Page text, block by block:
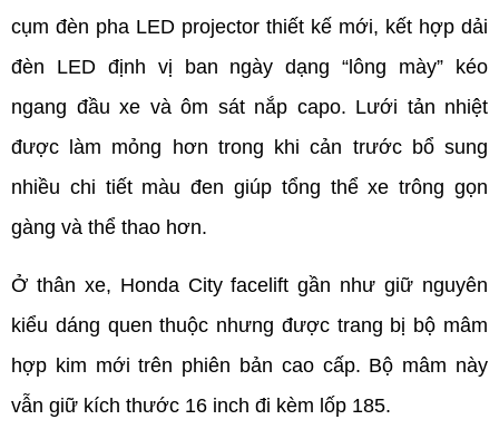
cụm đèn pha LED projector thiết kế mới, kết hợp dải
đèn LED định vị ban ngày dạng “lông mày” kéo
ngang đầu xe và ôm sát nắp capo. Lưới tản nhiệt
được làm mỏng hơn trong khi cản trước bổ sung
nhiều chi tiết màu đen giúp tổng thể xe trông gọn
gàng và thể thao hơn.
Ở thân xe, Honda City facelift gần như giữ nguyên
kiểu dáng quen thuộc nhưng được trang bị bộ mâm
hợp kim mới trên phiên bản cao cấp. Bộ mâm này
vẫn giữ kích thước 16 inch đi kèm lốp 185.